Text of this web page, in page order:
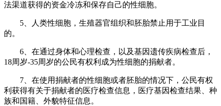
法渠道获得的资金冷冻和保存自己的性细胞。
5、人类性细胞，生殖器官组织和胚胎禁止用于工业目
的。
6、在通过身体和心理检查，以及基因遗传疾病检查后，
18周岁-35周岁的公民有权利成为性细胞的捐献者。
7、在使用捐献者的性细胞或者胚胎的情况下，公民有权
利获得有关于捐献者的医疗检查信息，医疗基因检查结果、种
族和国籍、外貌特征信息。